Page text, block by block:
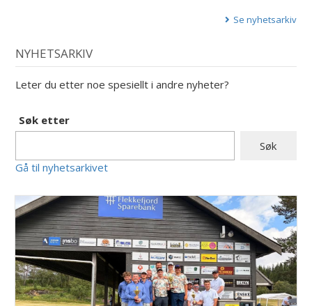
Se nyhetsarkiv
NYHETSARKIV
Leter du etter noe spesiellt i andre nyheter?
Søk etter
Gå til nyhetsarkivet